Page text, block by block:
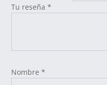
Tu reseña*
Nombre*